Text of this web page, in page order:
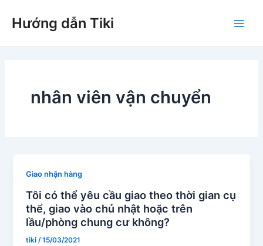
Hướng dẫn Tiki
nhân viên vận chuyển
Giao nhận hàng
Tôi có thể yêu cầu giao theo thời gian cụ
thể, giao vào chủ nhật hoặc trên
lầu/phòng chung cư không?
tiki/15/03/2021